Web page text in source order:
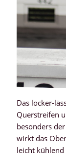
Das locker-
Querstreifen
besonders
wirkt das
leicht